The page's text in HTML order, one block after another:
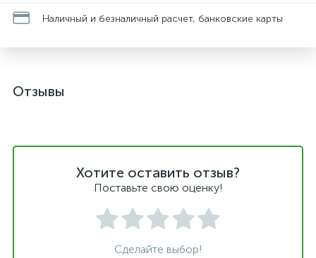
Наличный и безналичный расчет, банковские карты
Отзывы
Хотите оставить отзыв?
Поставьте свою оценку!
Сделайте выбор!